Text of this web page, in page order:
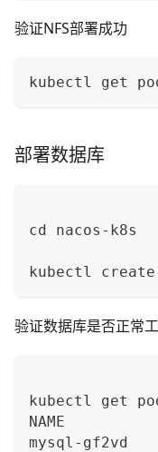
验证NFS部署成功
kubectl get
部署数据库
cd nacos-k8s
kubectl
验证数据库是否正常
kubectl get
NAME